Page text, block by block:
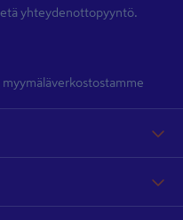
yhteydenottopyyntö.
myymäläverkostostamme